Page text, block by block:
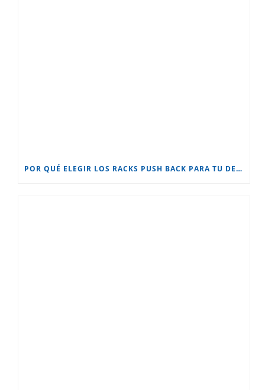
POR QUÉ ELEGIR LOS RACKS PUSH BACK PARA TU DEPÓSITO